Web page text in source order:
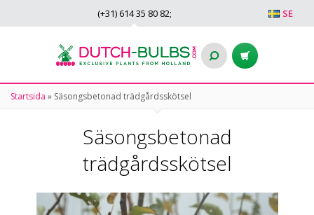
SE
(+31) 614 35 80 82;
Startsida » Säsongsbetonad trädgårdsskötsel
Säsongsbetonad
trädgårdsskötsel